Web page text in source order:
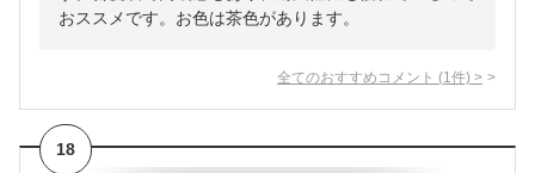
おススメです。お色は茶色があります。
全てのおすすめコメント (1 件) >
18